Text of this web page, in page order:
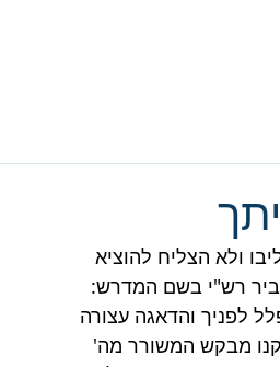
ולא הצליח להוציא
רש"י בשם המדרש:
לפניך והדאגה עצורה
מבקש המשורר מה'